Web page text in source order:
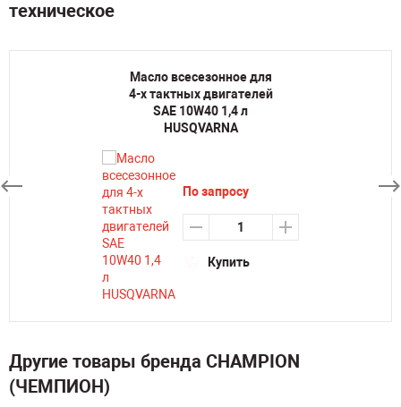
техническое
Масло всесезонное для
4-х тактных двигателей
SAE 10W40 1,4 л
HUSQVARNA
По запросу
Купить
Другие товары бренда CHAMPION
(ЧЕМПИОН)